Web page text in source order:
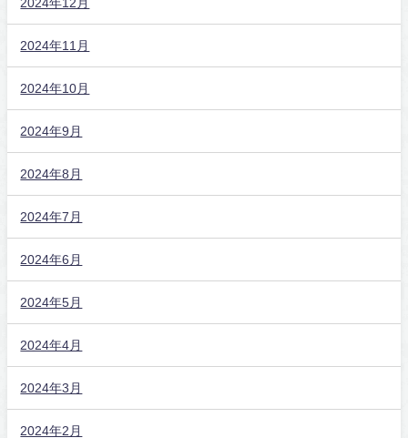
2024年11月
2024年10月
2024年9月
2024年8月
2024年7月
2024年6月
2024年5月
2024年4月
2024年3月
2024年2月